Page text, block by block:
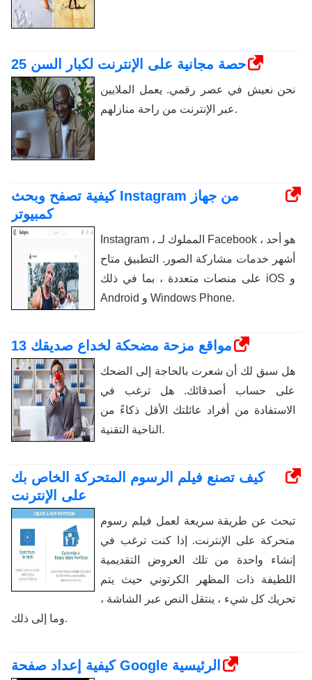
25 حصة مجانية على الإنترنت لكبار السن
نحن نعيش في عصر رقمي. يعمل الملايين
عبر الإنترنت من راحة منازلهم.
كيفية تصفح وبحث Instagram من جهاز
كمبيوتر
Instagram ، المملوك لـ Facebook ، هو أحد
أشهر خدمات مشاركة الصور. التطبيق متاح
على منصات متعددة ، بما في ذلك iOS و
Android و Windows Phone.
13 مواقع مزحة مضحكة لخداع صديقك
هل سبق لك أن شعرت بالحاجة إلى الضحك
على حساب أصدقائك. هل ترغب في
الاستفادة من أفراد عائلتك الأقل ذكاءً من
الناحية التقنية.
كيف تصنع فيلم الرسوم المتحركة الخاص بك
على الإنترنت
تبحث عن طريقة سريعة لعمل فيلم رسوم
متحركة على الإنترنت. إذا كنت ترغب في
إنشاء واحدة من تلك العروض التقديمية
اللطيفة ذات المظهر الكرتوني حيث يتم
تحريك كل شيء ، ينتقل النص عبر الشاشة ،
وما إلى ذلك.
كيفية إعداد صفحة Google الرئيسية